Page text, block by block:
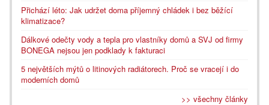
Přichází léto: Jak udržet doma příjemný chládek i bez běžící
klimatizace?
Dálkové odečty vody a tepla pro vlastníky domů a SVJ od firmy
BONEGA nejsou jen podklady k fakturaci
5 největších mýtů o litinových radiátorech. Proč se vracejí i do
moderních domů
>> všechny články